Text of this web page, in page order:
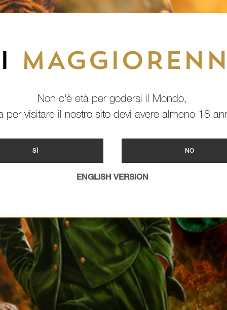
Non c'è età per godersi il Mondo,
per visitare il nostro sito devi avere almeno 18
SÌ NO
ENGLISH VERSION